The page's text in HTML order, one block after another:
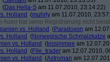
(Das Hella-S am 11.07.2010, 23:14:22)
Holland (muhrly am 11.07.2010,
Autor hat seine Registrierung nicht
vs. Holland (Paradoxon am
Holland (Norwegische Schmalzkatze
vs. Holland (kissimmee am
Holland (File_trader am 12.07.2010,
vs. Holland (Astroman am